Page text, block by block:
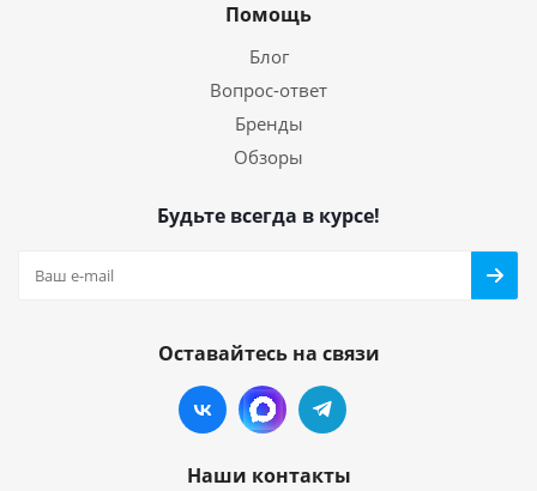
Помощь
Блог
Вопрос-ответ
Бренды
Обзоры
Будьте всегда в курсе!
Оставайтесь на связи
Наши контакты